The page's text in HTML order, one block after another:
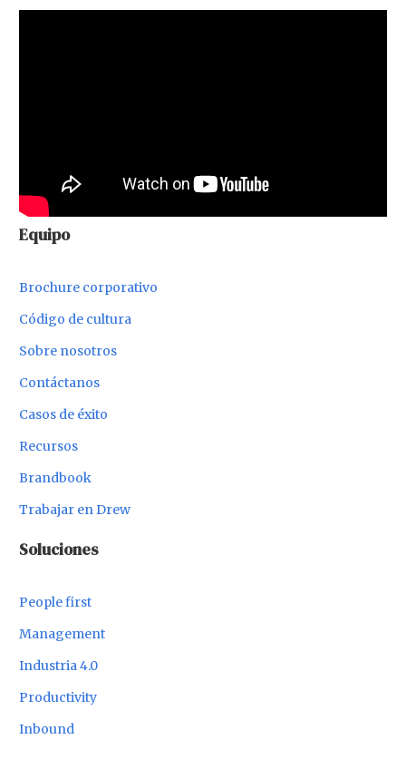
Equipo
Brochure corporativo
Código de cultura
Sobre nosotros
Contáctanos
Casos de éxito
Recursos
Brandbook
Trabajar en Drew
Soluciones
People first
Management
Industria 4.0
Productivity
Inbound